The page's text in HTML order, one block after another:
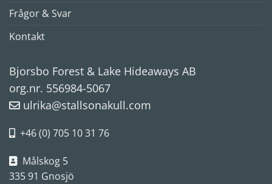
Frågor & Svar
Kontakt
Bjorsbo Forest & Lake Hideaways AB
org.nr. 556984-5067
ulrika@stallsonakull.com
+46 (0) 705 10 31 76
Målskog 5
335 91 Gnosjö